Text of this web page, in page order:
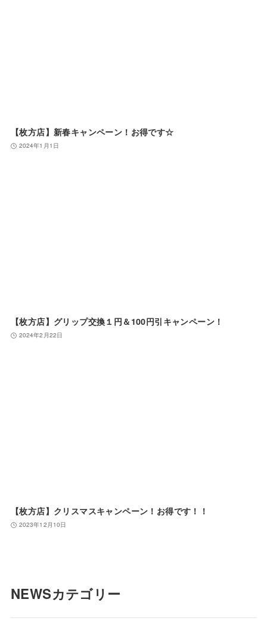
【枚方店】新春キャンペーン！お得です☆
2024年1月1日
【枚方店】グリップ交換１円＆100円引キャンペーン！
2024年2月22日
【枚方店】クリスマスキャンペーン！お得です！！
2023年12月10日
NEWSカテゴリー